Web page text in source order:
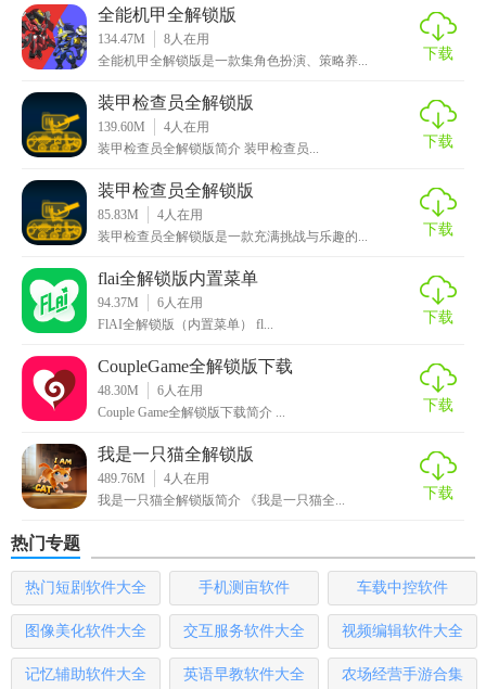
增加护甲、提升速度等。
装甲小队机甲全解锁版优势
1. 无限资源：无需担心资源短缺，可尽情尝试各种战术组
合。
2. 无广告干扰：游戏中无广告打扰，享受流畅的游戏体验。
3. 即时保存功能：支持随时保存游戏进度，方便玩家随时退
4. 社区互动：内置论坛和排行榜，玩家可分享策略、交流心
得。
5. 持续更新：开发者承诺定期更新内容，增加新机甲、地图
和模式。
装甲小队机甲全解锁版测评
《装甲小队：机甲全解锁版》以其深度的策略玩法、丰富的
的特性让玩家能够迅速掌握游戏精髓，享受策略布局的乐趣
而无需担心解锁限制。此外，游戏的高自由度和持续更新承
诺也为玩家提供了长期的游戏动力。总体来说，这是一款值
得一试的即时战略佳作。
全能机甲全解锁版
134.47M 8人在用
全能机甲全解锁版是一款集角色扮演、策略养...
下载
装甲检查员全解锁版
139.60M 4人在用
装甲检查员全解锁版简介 装甲检查员...
下载
装甲检查员全解锁版
85.83M 4人在用
装甲检查员全解锁版是一款充满挑战与乐趣的...
下载
flai全解锁版内置菜单
94.37M 6人在用
FlAI全解锁版（内置菜单） fl...
下载
CoupleGame全解锁版下载
48.30M 6人在用
Couple Game全解锁版下载简介 ...
下载
我是一只猫全解锁版
489.76M 4人在用
我是一只猫全解锁版简介 《我是一只猫全...
下载
热门专题
热门短剧软件大全 手机测亩软件 车载中控软件
图像美化软件大全 交互服务软件大全 视频编辑软件大全
记忆辅助软件大全 英语早教软件大全 农场经营手游合集